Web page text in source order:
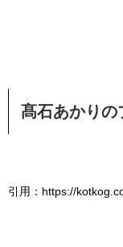
髙石あかりの
引用：https://